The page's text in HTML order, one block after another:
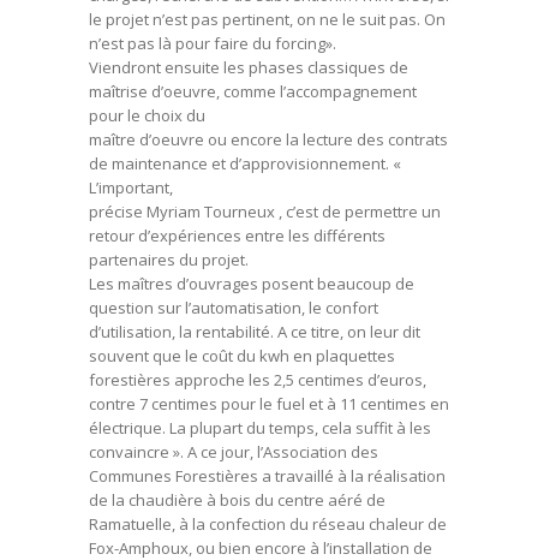
le projet n’est pas pertinent, on ne le suit pas. On
n’est pas là pour faire du forcing».
Viendront ensuite les phases classiques de
maîtrise d’oeuvre, comme l’accompagnement
pour le choix du
maître d’oeuvre ou encore la lecture des contrats
de maintenance et d’approvisionnement. «
L’important,
précise Myriam Tourneux , c’est de permettre un
retour d’expériences entre les différents
partenaires du projet.
Les maîtres d’ouvrages posent beaucoup de
question sur l’automatisation, le confort
d’utilisation, la rentabilité. A ce titre, on leur dit
souvent que le coût du kwh en plaquettes
forestières approche les 2,5 centimes d’euros,
contre 7 centimes pour le fuel et à 11 centimes en
électrique. La plupart du temps, cela suffit à les
convaincre ». A ce jour, l’Association des
Communes Forestières a travaillé à la réalisation
de la chaudière à bois du centre aéré de
Ramatuelle, à la confection du réseau chaleur de
Fox-Amphoux, ou bien encore à l’installation de